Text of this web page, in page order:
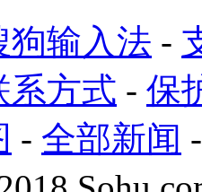
狗输入法 -
系方式 - 保
- 全部新闻